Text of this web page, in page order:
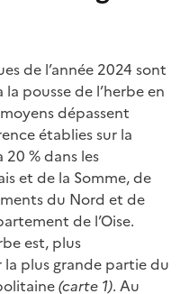
de l’année 2024 sont
pousse de l’herbe en
dépassent
établies sur la
20 % dans les
et de la Somme, de
du Nord et de
de l’Oise.
est, plus
plus grande partie du
(carte 1). Au